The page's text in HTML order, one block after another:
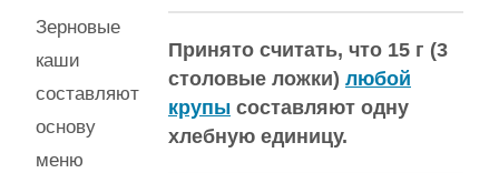
Принято считать, что 15 г (3
столовые ложки) любой
крупы составляют одну
хлебную единицу.
Зерновые
каши
составляют
основу
меню